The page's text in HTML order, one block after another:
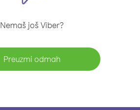
Nemaš još Viber?
Preuzmi odmah